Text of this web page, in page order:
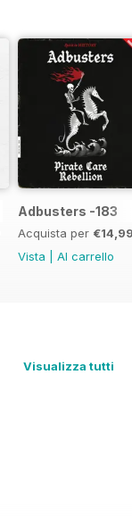
Adbusters -183
Acquista per
Vista
Al carrello
Visualizza tutti